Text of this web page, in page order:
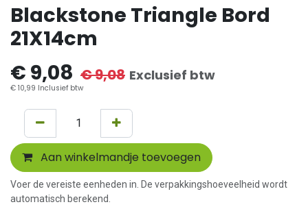
Blackstone Triangle Bord
21X14cm
€ 9,08 €9,08 Exclusief btw
€ 10,99 Inclusief btw
Aan winkelmandje toevoegen
Voer de vereiste eenheden in. De verpakkingshoeveelheid wordt
automatisch berekend.